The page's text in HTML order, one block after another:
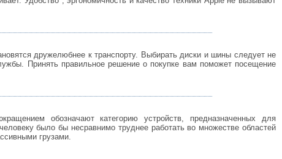
дружелюбнее к транспорту. Выбирать диски и шины следует не
Принять правильное решение о покупке вам поможет посещение
обозначают категорию устройств, предназначенных для
было бы несравнимо труднее работать во множестве областей
грузами.